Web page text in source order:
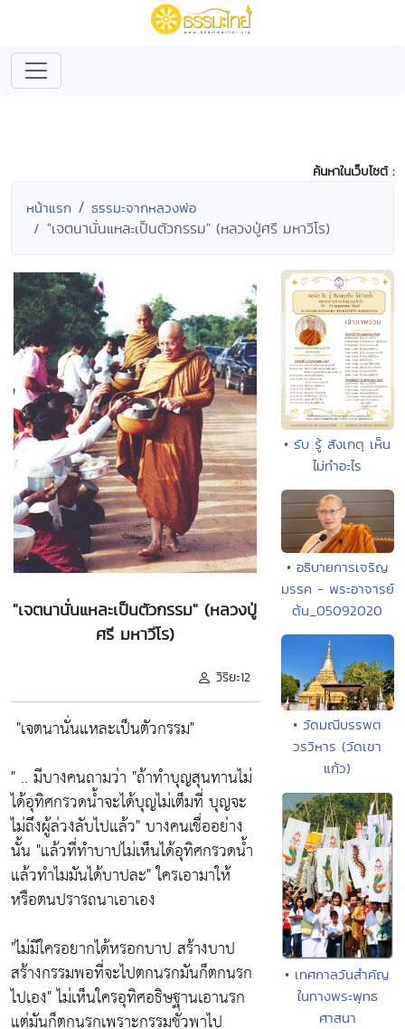
ค้นหาในเว็บไซต์ :
หน้าแรก ธรรมะจากหลวงพ่อ
"เจตนานั่นแหละเป็นตัวกรรม" (หลวงปู่ศรี มหาวีโร)
"เจตนานั่นแหละเป็นตัวกรรม" (หลวงปู่
ศรี มหาวีโร)
วิริยะ12
"เจตนานั่นแหละเป็นตัวกรรม"
" .. มีบางคนถามว่า "ถ้าทำบุญสุนทานไม่
ได้อุทิศกรวดน้ำจะได้บุญไม่เต็มที่ บุญจะ
ไม่ถึงผู้ล่วงลับไปแล้ว"บางคนเชื่ออย่าง
นั้น "แล้วที่ทำบาปไม่เห็นได้อุทิศกรวดน้ำ
แล้วทำไมมันได้บาปละ"ใครเอามาให้
หรือตนปรารถนาเอาเอง
"ไม่มีใครอยากได้หรอกบาป สร้างบาป
สร้างกรรมพอที่จะไปตกนรกมันก็ตกนรก
ไปเอง"ไม่เห็นใครอุทิศอธิษฐานเอานรก
แต่มันก็ตกนรกเพราะกรรมชั่วพาไป
• รับ รู้ สังเกตุ เห็น
ไม่ทำอะไร
• อธิบายการเจริญ
มรรค - พระอาจารย์
ต้น_05092020
• วัดมณีบรรพต
วรวิหาร (วัดเขา
แก้ว)
• เทศกาลวันสำคัญ
ในทางพระพุทธ
ศาสนา